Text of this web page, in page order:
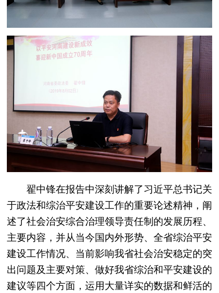
翟中锋在报告中深刻讲解了习近平总书记关
于政法和综治平安建设工作的重要论述精神，阐
述了社会治安综合治理领导责任制的发展历程、
主要内容，并从当今国内外形势、全省综治平安
建设工作情况、当前影响我省社会治安稳定的突
出问题及主要对策、做好我省综治和平安建设的
建议等四个方面，运用大量详实的数据和鲜活的